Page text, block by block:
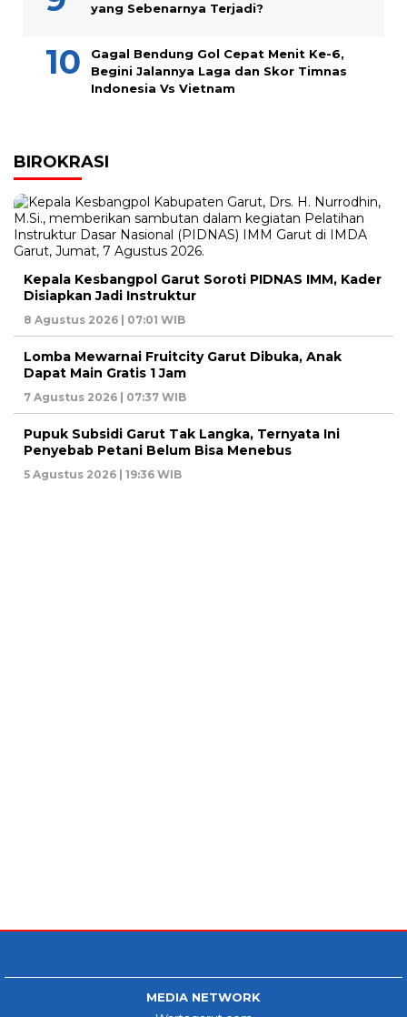
yang Sebenarnya Terjadi?
Gagal Bendung Gol Cepat Menit Ke-6,
Begini Jalannya Laga dan Skor Timnas
Indonesia Vs Vietnam
BIROKRASI
Kepala Kesbangpol Garut Soroti PIDNAS IMM, Kader
Disiapkan Jadi Instruktur
8 Agustus 2026 | 07:01 WIB
Lomba Mewarnai Fruitcity Garut Dibuka, Anak
Dapat Main Gratis 1 Jam
7 Agustus 2026 | 07:37 WIB
Pupuk Subsidi Garut Tak Langka, Ternyata Ini
Penyebab Petani Belum Bisa Menebus
5 Agustus 2026 | 19:36 WIB
MEDIA NETWORK